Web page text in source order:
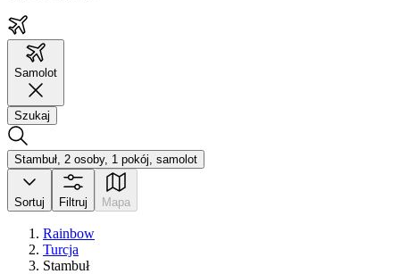
Samolot
Szukaj
Stambuł, 2 osoby, 1 pokój, samolot
Sortuj Filtruj Mapa
Rainbow
Turcja
Stambuł